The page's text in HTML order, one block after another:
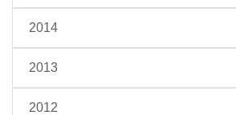
2014
2013
2012